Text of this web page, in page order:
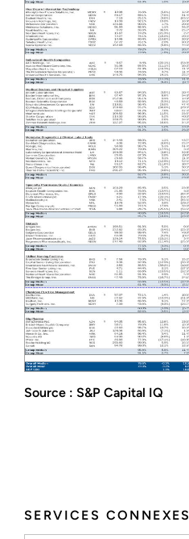
SERVICES CONNEXES
Source : S&P Capital IQ